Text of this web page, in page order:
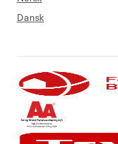
Dansk